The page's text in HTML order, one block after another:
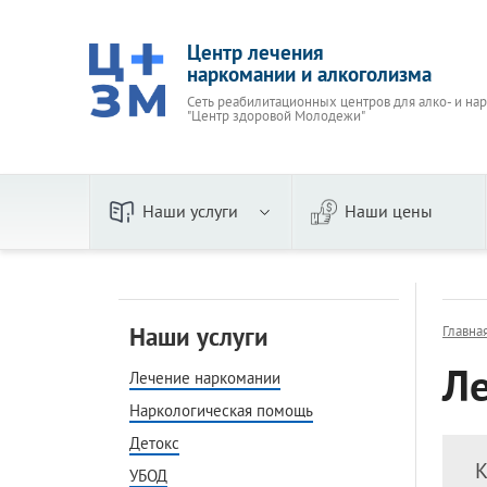
Центр лечения
наркомании и алкоголизма
Сеть реабилитационных центров для алко- и
"Центр здоровой Молодежи"
Наши услуги
Детокс
УБОД
Кодирование
В стационаре
Наши цены
Наши услуги
Лечение наркомании
Наркологическая помощь
Детокс
УБОД